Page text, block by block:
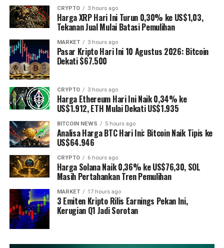
CRYPTO 3 hours ago
Harga XRP Hari Ini Turun 0,30% ke US$1,03,
Tekanan Jual Mulai Batasi Pemulihan
MARKET 3 hours ago
Pasar Kripto Hari Ini 10 Agustus 2026: Bitcoin
Dekati $67.500
CRYPTO 3 hours ago
Harga Ethereum Hari Ini Naik 0,34% ke
US$1.912, ETH Mulai Dekati US$1.935
BITCOIN NEWS 5 hours ago
Analisa Harga BTC Hari Ini: Bitcoin Naik Tipis ke
US$64.946
CRYPTO 6 hours ago
Harga Solana Naik 0,36% ke US$76,30, SOL
Masih Pertahankan Tren Pemulihan
MARKET 17 hours ago
3 Emiten Kripto Rilis Earnings Pekan Ini,
Kerugian Q1 Jadi Sorotan